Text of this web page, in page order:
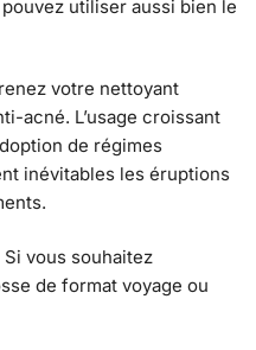
utiliser aussi bien le
votre nettoyant
acné. L’usage croissant
de régimes
inévitables les éruptions
Si vous souhaitez
de format voyage ou